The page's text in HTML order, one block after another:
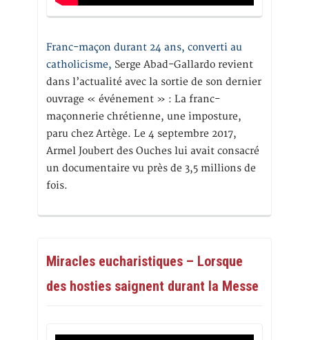
Franc-maçon durant 24 ans, converti au
catholicisme, Serge Abad-Gallardo revient
dans l’actualité avec la sortie de son dernier
ouvrage « événement » : La franc-
maçonnerie chrétienne, une imposture,
paru chez Artège. Le 4 septembre 2017,
Armel Joubert des Ouches lui avait consacré
un documentaire vu près de 3,5 millions de
fois.
Miracles eucharistiques – Lorsque
des hosties saignent durant la Messe